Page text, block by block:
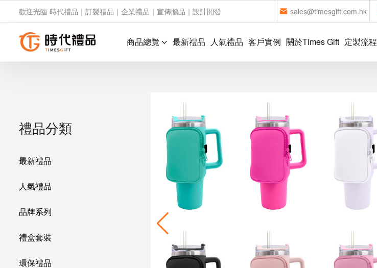
歡迎光臨 時代禮品｜訂製禮品｜企業禮品｜宣傳贈品｜設計開發 sales@timesgift.com.hk
商品總覽 最新禮品 人氣禮品 客戶實例 關於Times Gift 定製流程
禮品分類
最新禮品
人氣禮品
品牌系列
禮盒套裝
環保禮品